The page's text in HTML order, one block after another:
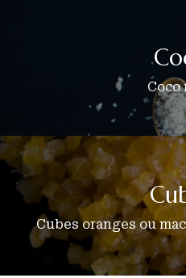
Coco
Cubes oranges ou